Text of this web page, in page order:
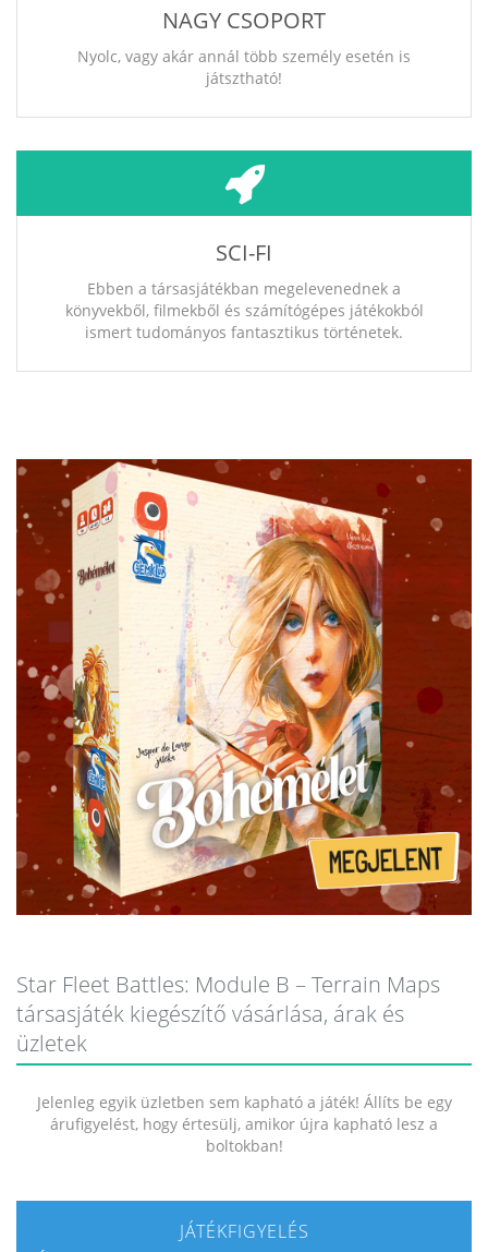
NAGY CSOPORT
Nyolc, vagy akár annál több személy esetén is
játsztható!
SCI-FI
Ebben a társasjátékban megelevenednek a
könyvekből, filmekből és számítógépes játékokból
ismert tudományos fantasztikus történetek.
Star Fleet Battles: Module B – Terrain Maps
társasjáték kiegészítő vásárlása, árak és
üzletek
Jelenleg egyik üzletben sem kapható a játék! Állíts be egy
árufigyelést, hogy értesülj, amikor újra kapható lesz a
boltokban!
JÁTÉKFIGYELÉS